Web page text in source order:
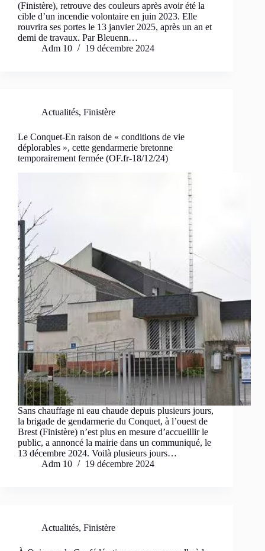
(Finistère), retrouve des couleurs après avoir été la
cible d’un incendie volontaire en juin 2023. Elle
rouvrira ses portes le 13 janvier 2025, après un an et
demi de travaux. Par Bleuenn…
Adm 10
19 décembre 2024
Actualités, Finistère
Le Conquet-En raison de « conditions de vie
déplorables », cette gendarmerie bretonne
temporairement fermée (OF.fr-18/12/24)
Sans chauffage ni eau chaude depuis plusieurs jours,
la brigade de gendarmerie du Conquet, à l’ouest de
Brest (Finistère) n’est plus en mesure d’accueillir le
public, a annoncé la mairie dans un communiqué, le
13 décembre 2024. Voilà plusieurs jours…
Adm 10
19 décembre 2024
Actualités, Finistère